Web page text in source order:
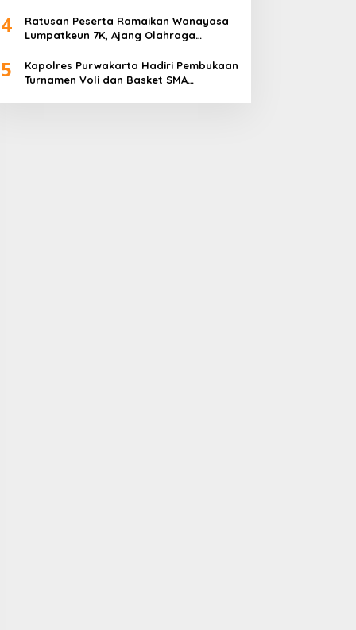
4
Ratusan Peserta Ramaikan Wanayasa
Lumpatkeun 7K, Ajang Olahraga
5
Kapolres Purwakarta Hadiri Pembukaan
Turnamen Voli dan Basket SMA